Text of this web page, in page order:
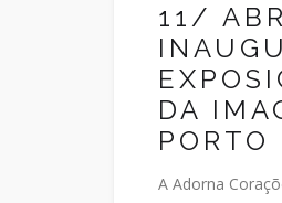
11/
DA
PORTO
A Adorna